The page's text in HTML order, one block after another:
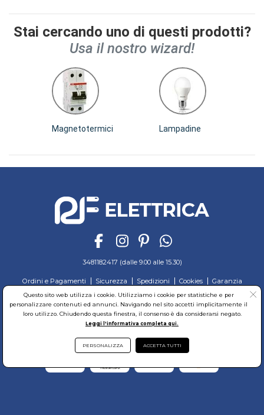
Stai cercando uno di questi prodotti?
Usa il nostro wizard!
Magnetotermici Lampadine
3481182417 (dalle 9.00 alle 15.30)
Ordini e Pagamenti Sicurezza Spedizioni Cookies
Garanzia
© RF Elettrica Srl - Sede Legale: Via Alcide de Gasperi, 74 - 04011 Aprilia (LT)
Partita Iva: 02435300591 - Codice Fiscale: 02435300591
Sede Operativa: Via Alcide de Gasperi, 74 - 04011 Aprilia (LT)
Questo sito web utilizza i cookie. Utilizziamo i cookie per statistiche e per
personalizzare contenuti ed annunci. Navigando nel sito accetti implicitamente il
loro utilizzo. Chiudendo questa finestra, il consenso è da considerarsi negato.
Leggi l'informativa completa qui.
PERSONALIZZA ACCETTA TUTTI